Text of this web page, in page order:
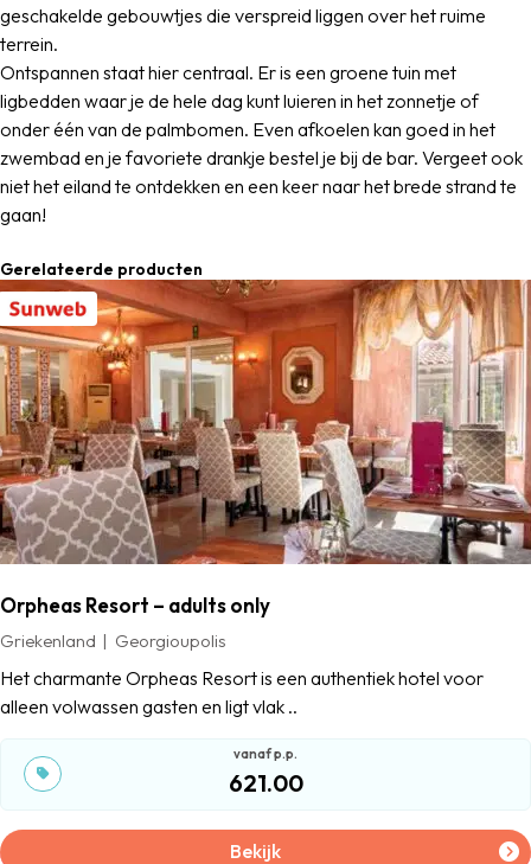
geschakelde gebouwtjes die verspreid liggen over het ruime
terrein.
Ontspannen staat hier centraal. Er is een groene tuin met
ligbedden waar je de hele dag kunt luieren in het zonnetje of
onder één van de palmbomen. Even afkoelen kan goed in het
zwembad en je favoriete drankje bestel je bij de bar. Vergeet ook
niet het eiland te ontdekken en een keer naar het brede strand te
gaan!
Gerelateerde producten
Orpheas Resort – adults only
Griekenland Georgioupolis
Het charmante Orpheas Resort is een authentiek hotel voor
alleen volwassen gasten en ligt vlak ..
621.00
Bekijk